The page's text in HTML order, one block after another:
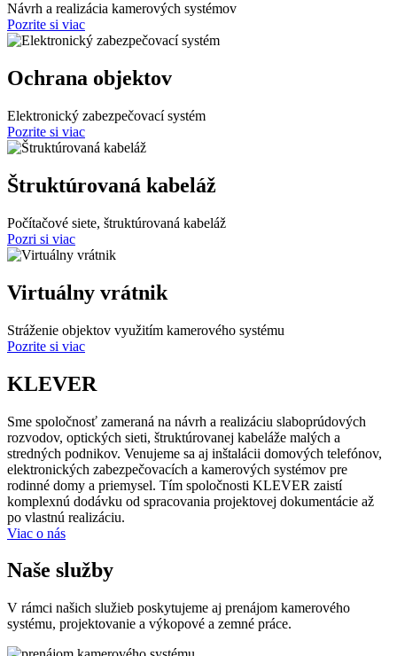
Návrh a realizácia kamerových systémov
Pozrite si viac
Ochrana objektov
Elektronický zabezpečovací systém
Pozrite si viac
Štruktúrovaná kabeláž
Počítačové siete, štruktúrovaná kabeláž
Pozri si viac
Virtuálny vrátnik
Stráženie objektov využitím kamerového systému
Pozrite si viac
KLEVER
Sme spoločnosť zameraná na návrh a realizáciu slaboprúdových
rozvodov, optických sieti, štruktúrovanej kabeláže malých a
stredných podnikov. Venujeme sa aj inštalácii domových telefónov,
elektronických zabezpečovacích a kamerových systémov pre
rodinné domy a priemysel. Tím spoločnosti KLEVER zaistí
komplexnú dodávku od spracovania projektovej dokumentácie až
po vlastnú realizáciu.
Viac o nás
Naše služby
V rámci našich služieb poskytujeme aj prenájom kamerového
systému, projektovanie a výkopové a zemné práce.